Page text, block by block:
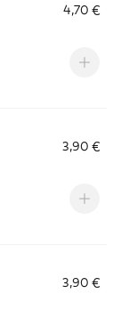
4,70 €
3,90 €
3,90 €